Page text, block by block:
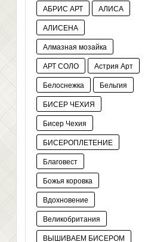
АБРИС АРТ
АЛИСА
АЛИСЕНА
Алмазная мозайка
АРТ СОЛО
Астрия Арт
Белоснежка
Бельгия
БИСЕР ЧЕХИЯ
Бисер Чехия
БИСЕРОПЛЕТЕНИЕ
Благовест
Божья коровка
Вдохновение
Великобритания
ВЫШИВАЕМ БИСЕРОМ